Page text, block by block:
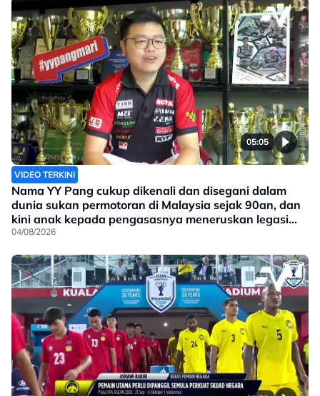
05:05
VIDEO TERKINI
Nama YY Pang cukup dikenali dan disegani dalam
dunia sukan permotoran di Malaysia sejak 90an, dan
kini anak kepada pengasasnya meneruskan legasi
yang telah ditinggalkan
04/08/2026